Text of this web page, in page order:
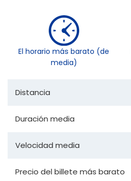
El horario más barato (de
media)
Distancia
Duración media
Velocidad media
Precio del billete más barato